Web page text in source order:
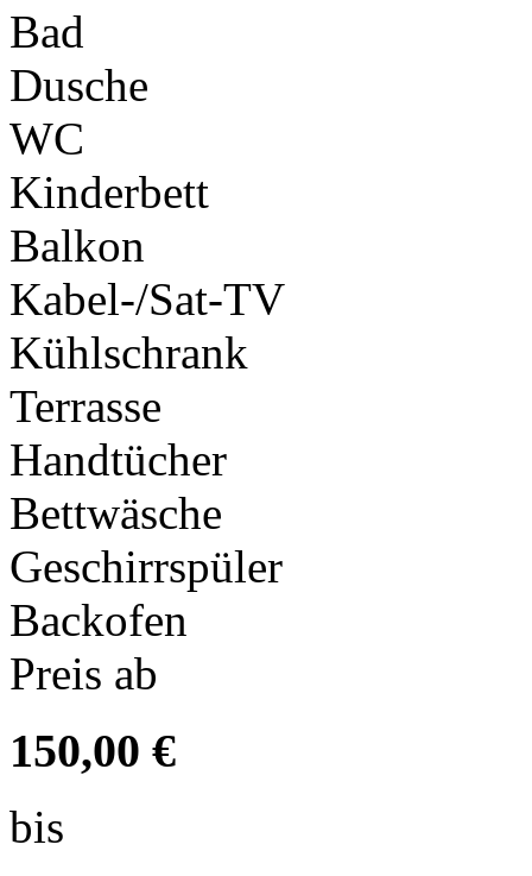
Bad
Dusche
WC
Kinderbett
Balkon
Kabel-/Sat-TV
Kühlschrank
Terrasse
Handtücher
Bettwäsche
Geschirrspüler
Backofen
Preis ab
150,00 €
bis